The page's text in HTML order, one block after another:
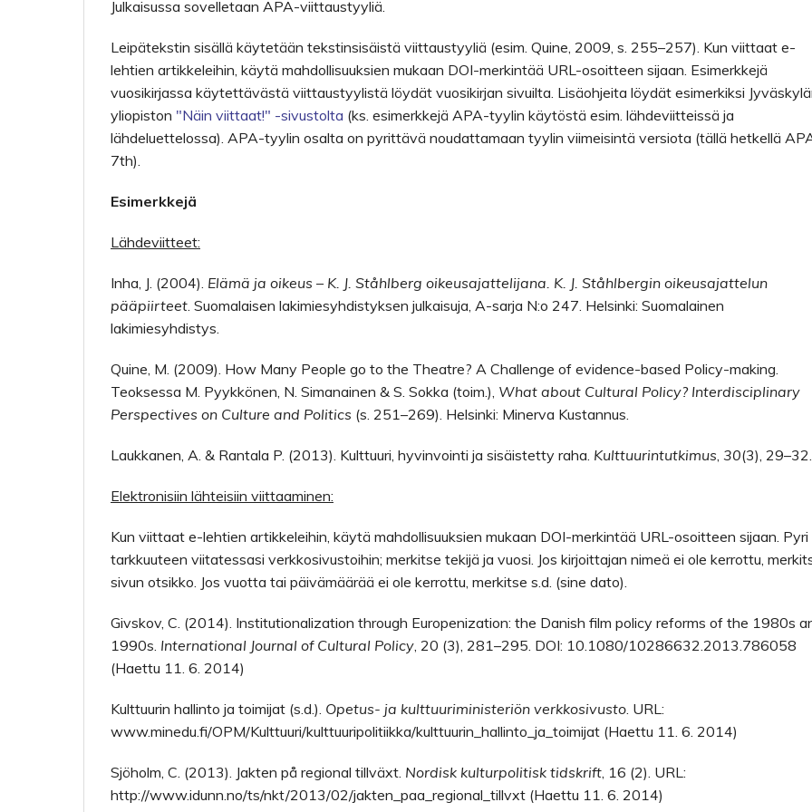
Julkaisussa sovelletaan APA-viittaustyyliä.
Leipätekstin sisällä käytetään tekstinsisäistä viittaustyyliä (esim. Quine, 2009, s. 255–257). Kun viittaat e-
lehtien artikkeleihin, käytä mahdollisuuksien mukaan DOI-merkintää URL-osoitteen sijaan. Esimerkkejä
vuosikirjassa käytettävästä viittaustyylistä löydät vuosikirjan sivuilta. Lisäohjeita löydät esimerkiksi
yliopiston "Näin viittaat!" -sivustolta (ks. esimerkkejä APA-tyylin käytöstä esim. lähdeviitteissä ja
lähdeluettelossa). APA-tyylin osalta on pyrittävä noudattamaan tyylin viimeisintä versiota (tällä hetkellä
7th).
Esimerkkejä
Lähdeviitteet:
Inha, J. (2004). Elämä ja oikeus – K. J. Ståhlberg oikeusajattelijana. K. J. Ståhlbergin oikeusajattelun
pääpiirteet. Suomalaisen lakimiesyhdistyksen julkaisuja, A-sarja N:o 247. Helsinki: Suomalainen
lakimiesyhdistys.
Quine, M. (2009). How Many People go to the Theatre? A Challenge of evidence-based Policy-making.
Teoksessa M. Pyykkönen, N. Simanainen & S. Sokka (toim.), What about Cultural Policy? Interdisciplinary
Perspectives on Culture and Politics (s. 251–269). Helsinki: Minerva Kustannus.
Laukkanen, A. & Rantala P. (2013). Kulttuuri, hyvinvointi ja sisäistetty raha. Kulttuurintutkimus, 30(3), 29–32.
Elektronisiin lähteisiin viittaaminen:
Kun viittaat e-lehtien artikkeleihin, käytä mahdollisuuksien mukaan DOI-merkintää URL-osoitteen sijaan. Pyri
tarkkuuteen viitatessasi verkkosivustoihin; merkitse tekijä ja vuosi. Jos kirjoittajan nimeä ei ole kerrottu,
sivun otsikko. Jos vuotta tai päivämäärää ei ole kerrottu, merkitse s.d. (sine dato).
Givskov, C. (2014). Institutionalization through Europenization: the Danish film policy reforms of the 1980s
1990s. International Journal of Cultural Policy, 20 (3), 281–295. DOI: 10.1080/10286632.2013.786058
(Haettu 11. 6. 2014)
Kulttuurin hallinto ja toimijat (s.d.). Opetus- ja kulttuuriministeriön verkkosivusto. URL:
www.minedu.fi/OPM/Kulttuuri/kulttuuripolitiikka/kulttuurin_hallinto_ja_toimijat (Haettu 11. 6. 2014)
Sjöholm, C. (2013). Jakten på regional tillväxt. Nordisk kulturpolitisk tidskrift, 16 (2). URL:
http://www.idunn.no/ts/nkt/2013/02/jakten_paa_regional_tillvxt (Haettu 11. 6. 2014)